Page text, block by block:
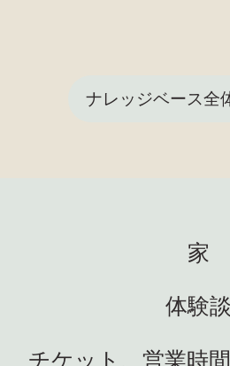
ナレッジベース全
家
体験談
チケット、営業時